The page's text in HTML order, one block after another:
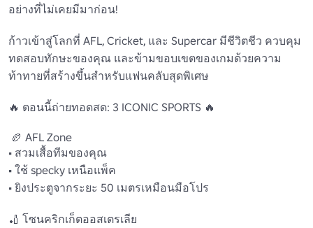
อย่างที่ไม่เคยมีมาก่อน!
ก้าวเข้าสู่โลกที่ AFL, Cricket, และ Supercar มีชีวิตชีว ควบคุม
ทดสอบทักษะของคุณ และข้ามขอบเขตของเกมด้วยความ
ท้าทายที่สร้างขึ้นสำหรับแฟนคลับสุดพิเศษ
🔥 ตอนนี้ถ่ายทอดสด: 3 ICONIC SPORTS 🔥
• สวมเสื้อทีมของคุณ
• ใช้ specky เหนือแพ็ค
• ยิงประตูจากระยะ 50 เมตรเหมือนมือโปร
🏏 โซนคริกเก็ตออสเตรเลีย